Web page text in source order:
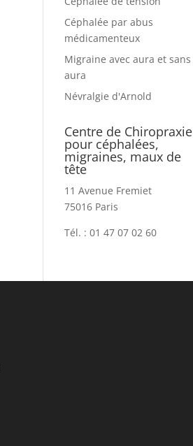
Céphalée par abus
médicamenteux
Migraine avec aura et sans
aura
Névralgie d'Arnold
Centre de Chiropraxie
pour céphalées,
migraines, maux de
tête
11 Avenue Fremiet
75016 Paris
Tél. : 01 47 07 02 60